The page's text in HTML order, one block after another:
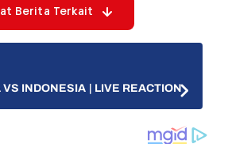
Berita Terkait
INDONESIA | LIVE REACTION